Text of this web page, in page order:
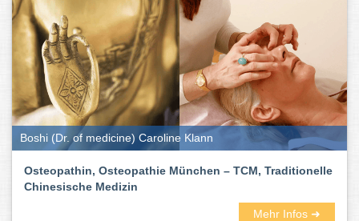
Boshi (Dr. of medicine) Caroline Klann
Osteopathin, Osteopathie München – TCM, Traditionelle
Chinesische Medizin
Mehr Infos ➜